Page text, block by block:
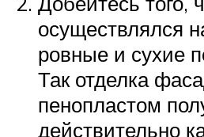
осуществлялся
ровные и сухие
Так отделка
пенопластом
действительно